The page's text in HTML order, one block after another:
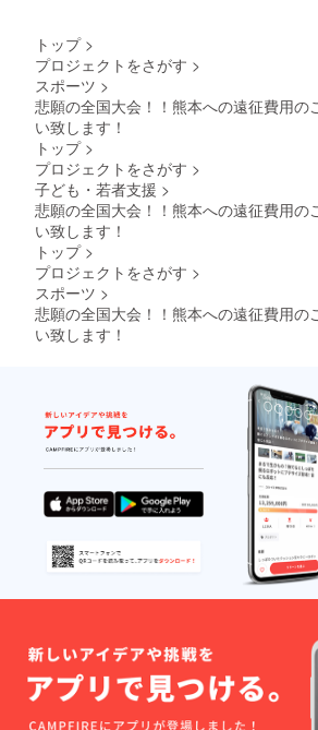
トップ >
プロジェクトをさがす >
スポーツ >
悲願の全国大会！！熊本への遠征費用の
い致します！
トップ >
プロジェクトをさがす >
子ども・若者支援 >
悲願の全国大会！！熊本への遠征費用の
い致します！
トップ >
プロジェクトをさがす >
スポーツ >
悲願の全国大会！！熊本への遠征費用の
い致します！